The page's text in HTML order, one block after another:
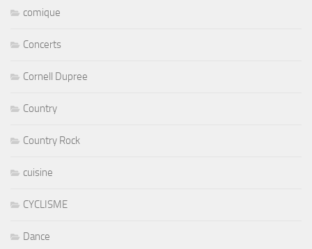
comique
Concerts
Cornell Dupree
Country
Country Rock
cuisine
CYCLISME
Dance